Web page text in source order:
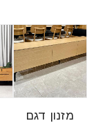
מזנון דגם